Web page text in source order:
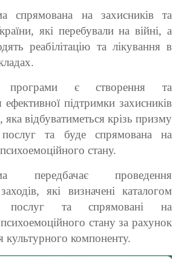
спрямована на захисників та
які перебували на війні, а
реабілітацію та лікування в
є створення та
ефективної підтримки захисників
яка відбуватиметься крізь призму
послуг та буде спрямована на
стану.
передбачає проведення
які визначені каталогом
послуг та спрямовані на
стану за рахунок
культурного компоненту.